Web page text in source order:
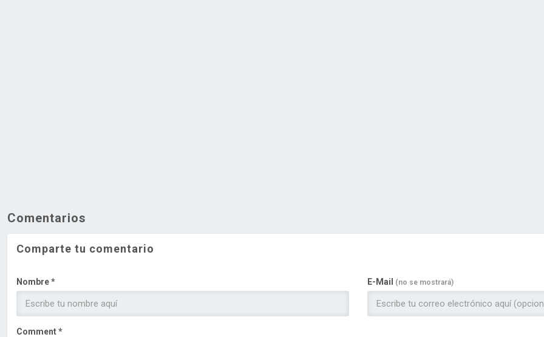
Comentarios
Comparte tu comentario
Nombre * E-Mail (no se mostrará)
Comment *